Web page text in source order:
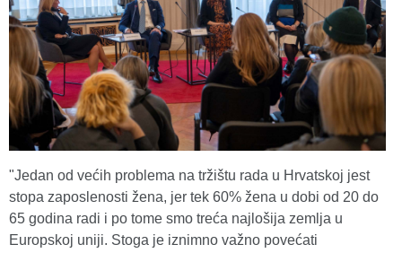
"Jedan od većih problema na tržištu rada u Hrvatskoj jest
stopa zaposlenosti žena, jer tek 60% žena u dobi od 20 do
65 godina radi i po tome smo treća najlošija zemlja u
Europskoj uniji. Stoga je iznimno važno povećati